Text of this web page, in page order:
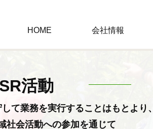
HOME 会社情報
活動
て業務を実行することはもとより、
社会活動への参加を通じて